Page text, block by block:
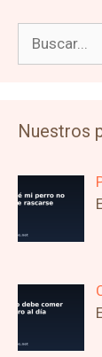
Nuestros